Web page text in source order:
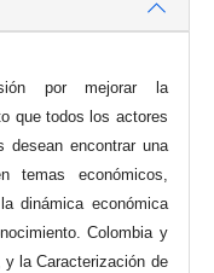
por mejorar la
que todos los actores
desean encontrar una
temas económicos,
dinámica económica
Colombia y
la Caracterización de